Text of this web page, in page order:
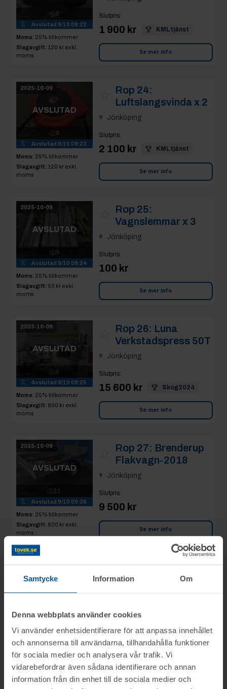
Samtycke Information Om
Denna webbplats använder cookies
Vi använder enhetsidentifierare för att anpassa innehållet
och annonserna till användarna, tillhandahålla funktioner
för sociala medier och analysera vår trafik. Vi
vidarebefordrar även sådana identifierare och annan
information från din enhet till de sociala medier och
5
Avslutad 9/10 09:22
Moms: 25% tillkommer
Slagavgift: 120 kr exkl.
moms
Slutpris:
1 900 kr KMLtjänst
Se mer info
2025-10-09
AVSLUTAD
8
Avslutad 9/10 09:23
Moms: 25% tillkommer
Slagavgift: 120 kr exkl.
moms
Rop 24:
Luftslangsvinda x 2
Jönköping
Slutpris:
2 100 kr KMLtjänst
Se mer info
2025-10-09
AVSLUTAD
5
Avslutad 9/10 09:24
Moms: 25% tillkommer
Slagavgift: 50 kr exkl.
moms
Rop 25:
Vagnslemmar x 3
Jönköping
Slutpris:
100 kr
Se mer info
2025-10-09
AVSLUTAD
9
Avslutad 9/10 09:25
Moms: 25% tillkommer
Slagavgift: 600 kr exkl.
moms
Rop 26: Luna
Verkstadspress 50T
Jönköping
Slutpris:
15 600 kr Skog2024
Se mer info
2025-10-09
AVSLUTAD
11
Avslutad 9/10 09:26
Moms: 25% tillkommer
Slagavgift: 600 kr exkl.
moms
Rop 27: Brenderup
Flakvagn-2018
Jönköping
Slutpris:
9 500 kr
Se mer info
2025-10-09
Avslutad9/10 09:27
Moms: 25% tillkommer
Slagavgift:600 krexkl.
moms
Rop 28:Brenderup
Gallervagn-2017
Jönköping
Slutpris:
12 000 kr Bonden13
Rop 29: Stabil